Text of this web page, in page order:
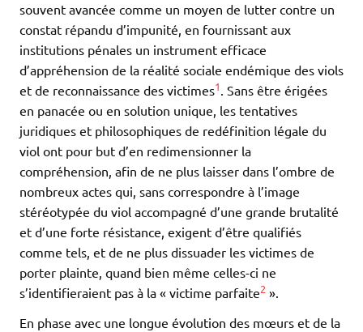
souvent avancée comme un moyen de lutter contre un
constat répandu d’impunité, en fournissant aux
institutions pénales un instrument efficace
d’appréhension de la réalité sociale endémique des viols
et de reconnaissance des victimes1. Sans être érigées
en panacée ou en solution unique, les tentatives
juridiques et philosophiques de redéfinition légale du
viol ont pour but d’en redimensionner la
compréhension, afin de ne plus laisser dans l’ombre de
nombreux actes qui, sans correspondre à l’image
stéréotypée du viol accompagné d’une grande brutalité
et d’une forte résistance, exigent d’être qualifiés
comme tels, et de ne plus dissuader les victimes de
porter plainte, quand bien même celles-ci ne
s’identifieraient pas à la « victime parfaite2 ».
En phase avec une longue évolution des mœurs et de la